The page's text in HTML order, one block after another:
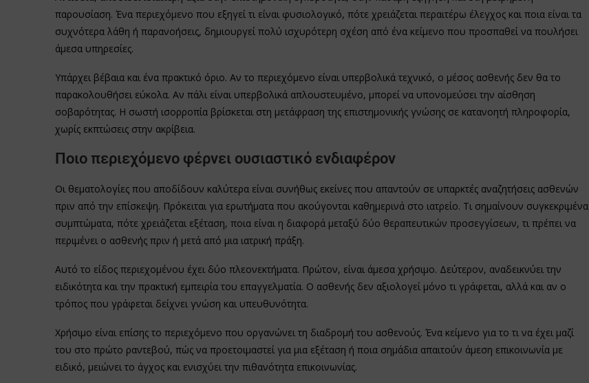
παρουσίαση. Ένα περιεχόμενο που εξηγεί τι είναι φυσιολογικό, πότε χρειάζεται περαιτέρω έλεγχος και ποια είναι τα
συχνότερα λάθη ή παρανοήσεις, δημιουργεί πολύ ισχυρότερη σχέση από ένα κείμενο που προσπαθεί να πουλήσει
άμεσα υπηρεσίες.
Υπάρχει βέβαια και ένα πρακτικό όριο. Αν το περιεχόμενο είναι υπερβολικά τεχνικό, ο μέσος ασθενής δεν θα το
παρακολουθήσει εύκολα. Αν πάλι είναι υπερβολικά απλουστευμένο, μπορεί να υπονομεύσει την αίσθηση
σοβαρότητας. Η σωστή ισορροπία βρίσκεται στη μετάφραση της επιστημονικής γνώσης σε κατανοητή πληροφορία,
χωρίς εκπτώσεις στην ακρίβεια.
Ποιο περιεχόμενο φέρνει ουσιαστικό ενδιαφέρον
Οι θεματολογίες που αποδίδουν καλύτερα είναι συνήθως εκείνες που απαντούν σε υπαρκτές αναζητήσεις ασθενών
πριν από την επίσκεψη. Πρόκειται για ερωτήματα που ακούγονται καθημερινά στο ιατρείο. Τι σημαίνουν συγκεκριμένα
συμπτώματα, πότε χρειάζεται εξέταση, ποια είναι η διαφορά μεταξύ δύο θεραπευτικών προσεγγίσεων, τι πρέπει να
περιμένει ο ασθενής πριν ή μετά από μια ιατρική πράξη.
Αυτό το είδος περιεχομένου έχει δύο πλεονεκτήματα. Πρώτον, είναι άμεσα χρήσιμο. Δεύτερον, αναδεικνύει την
ειδικότητα και την πρακτική εμπειρία του επαγγελματία. Ο ασθενής δεν αξιολογεί μόνο τι γράφεται, αλλά και αν ο
τρόπος που γράφεται δείχνει γνώση και υπευθυνότητα.
Χρήσιμο είναι επίσης το περιεχόμενο που οργανώνει τη διαδρομή του ασθενούς. Ένα κείμενο για το τι να έχει μαζί
του στο πρώτο ραντεβού, πώς να προετοιμαστεί για μια εξέταση ή ποια σημάδια απαιτούν άμεση επικοινωνία με
ειδικό, μειώνει το άγχος και ενισχύει την πιθανότητα επικοινωνίας.